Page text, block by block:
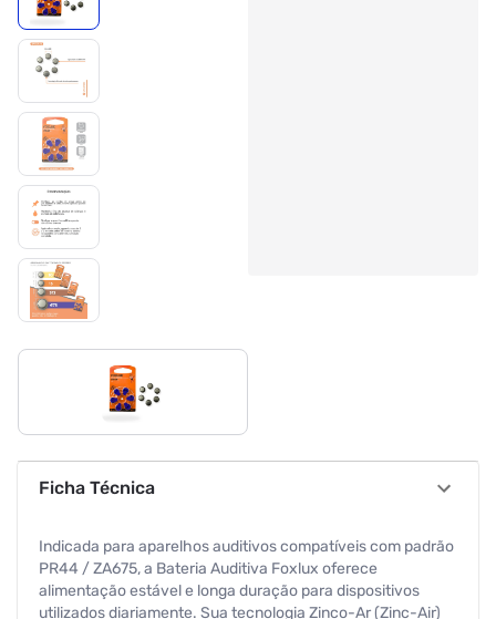
Ficha Técnica
Indicada para aparelhos auditivos compatíveis com padrão
PR44 / ZA675, a Bateria Auditiva Foxlux oferece
alimentação estável e longa duração para dispositivos
utilizados diariamente. Sua tecnologia Zinco-Ar (Zinc-Air)